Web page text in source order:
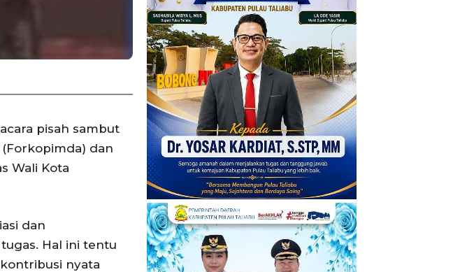
pisah sambut
dan
Wali Kota
dan
Hal ini tentu
nyata